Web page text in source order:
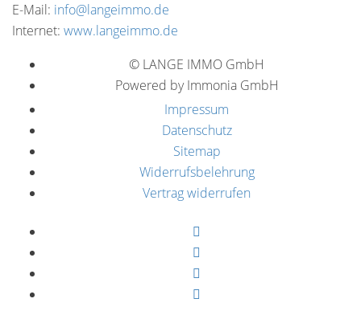
E-Mail: info@langeimmo.de
Internet: www.langeimmo.de
© LANGE IMMO GmbH
Powered by Immonia GmbH
Impressum
Datenschutz
Sitemap
Widerrufsbelehrung
Vertrag widerrufen